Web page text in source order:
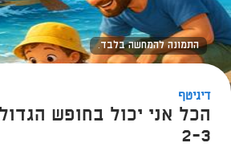
התמונה להמחשה בלבד.
דיגיטף
הכל אני יכול בחופש
2-3